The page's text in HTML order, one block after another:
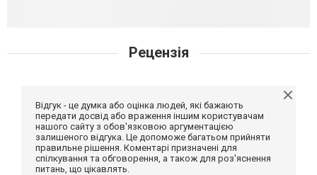
Рецензія
Відгук - це думка або оцінка людей, які бажають
передати досвід або враження іншим користувачам
нашого сайту з обов'язковою аргументацією
залишеного відгука. Це допоможе багатьом прийняти
правильне рішення. Коментарі призначені для
спілкування та обговорення, а також для роз'яснення
питань, що цікавлять.